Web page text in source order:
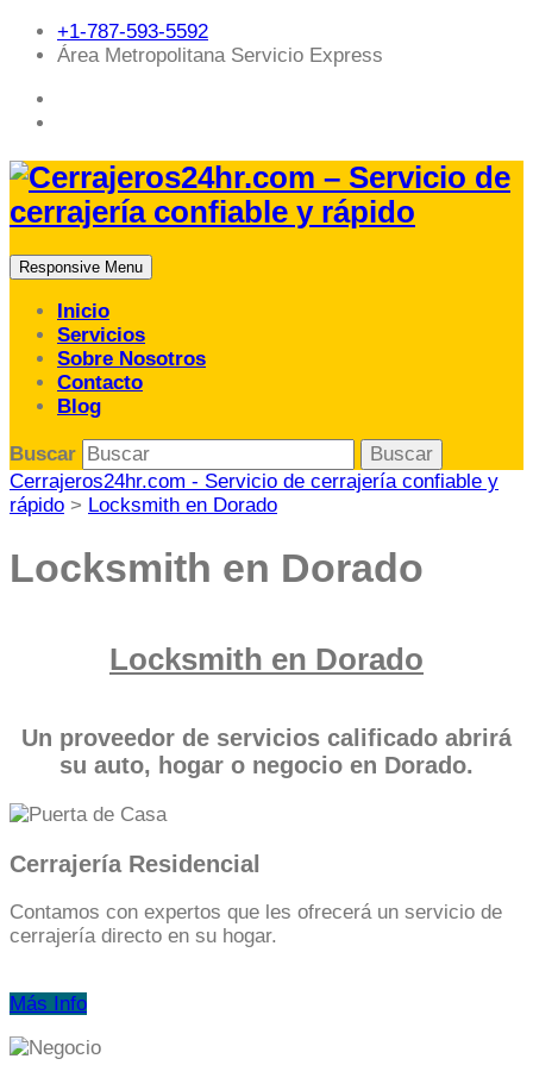
+1-787-593-5592
Área Metropolitana Servicio Express
Responsive Menu
Inicio
Servicios
Sobre Nosotros
Contacto
Blog
Buscar
Cerrajeros24hr.com - Servicio de cerrajería confiable y
rápido > Locksmith en Dorado
Locksmith en Dorado
Locksmith en Dorado
Un proveedor de servicios calificado abrirá
su auto, hogar o negocio en Dorado.
Cerrajería Residencial
Contamos con expertos que les ofrecerá un servicio de
cerrajería directo en su hogar.
Más Info